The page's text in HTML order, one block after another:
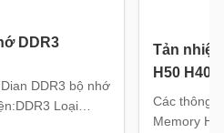
DDR3
DDR3 bộ nhớ
Loại
Tản nhiệt
H50 H40
Các thông
Memory